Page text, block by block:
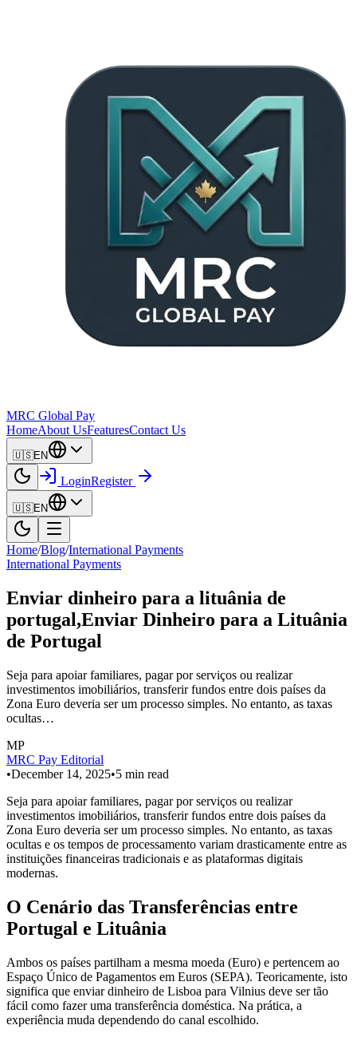
MRC Global Pay
HomeAbout UsFeaturesContact Us
🇺🇸EN
LoginRegister
🇺🇸EN
Home/Blog/International Payments
International Payments
Enviar dinheiro para a lituânia de
portugal,Enviar Dinheiro para a Lituânia
de Portugal
Seja para apoiar familiares, pagar por serviços ou realizar
investimentos imobiliários, transferir fundos entre dois países da
Zona Euro deveria ser um processo simples. No entanto, as taxas
ocultas…
MP
MRC Pay Editorial
•December 14, 2025•5 min read
Seja para apoiar familiares, pagar por serviços ou realizar
investimentos imobiliários, transferir fundos entre dois países da
Zona Euro deveria ser um processo simples. No entanto, as taxas
ocultas e os tempos de processamento variam drasticamente entre as
instituições financeiras tradicionais e as plataformas digitais
modernas.
O Cenário das Transferências entre
Portugal e Lituânia
Ambos os países partilham a mesma moeda (Euro) e pertencem ao
Espaço Único de Pagamentos em Euros (SEPA). Teoricamente, isto
significa que enviar dinheiro de Lisboa para Vilnius deve ser tão
fácil como fazer uma transferência doméstica. Na prática, a
experiência muda dependendo do canal escolhido.